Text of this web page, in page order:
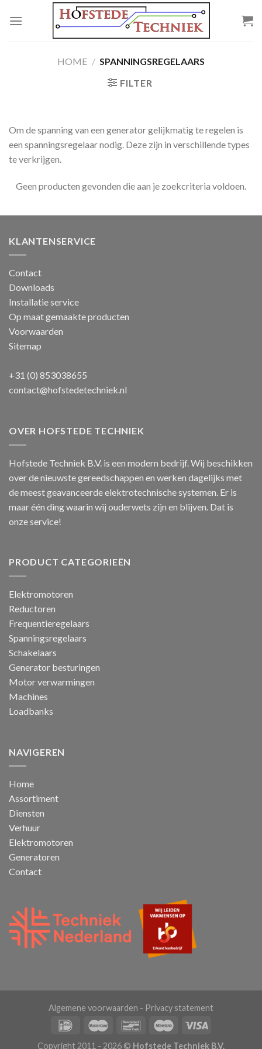
HOME / SPANNINGSREGELAARS
FILTER
Om de spanning van een generator gelijkmatig te regelen is
een spanningsregelaar nodig. Deze zijn in verschillende types
te verkrijgen.
Geen producten gevonden die aan je zoekcriteria voldoen.
KLANTENSERVICE
Contact
Downloads
Installatie service
Op maat gemaakte producten
Voorwaarden
Sitemap
+31 (0) 853038655
contact@hofstedetechniek.nl
OVER HOFSTEDE TECHNIEK
Hofstede Techniek B.V. is een modern bedrijf. Wij beschikken
over de nieuwste gereedschappen en werken dagelijks met
de meest geavanceerde elektrotechnische systemen. Er is
maar één ding waarin wij ouderwets zijn en blijven. Dat is
onze service!
PRODUCT CATEGORIEËN
Elektromotoren
Reductoren
Frequentieregelaars
Spanningsregelaars
Schakelaars
Generator besturingen
Motor verwarmingen
Machines
Loadbanks
NAVIGEREN
Home
Assortiment
Diensten
Verhuur
Elektromotoren
Generatoren
Contact
Algemene voorwaarden - Privacy statement
Copyright 2011 - 2026 © Hofstede Techniek B.V.